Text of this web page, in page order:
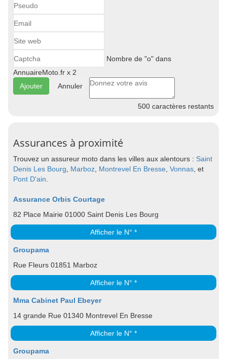
Nombre de "o" dans
AnnuaireMoto.fr x 2
Annuler
500 caractères restants
Assurances à proximité
Trouvez un assureur moto dans les villes aux alentours : Saint
Denis Les Bourg
Marboz Montrevel En Bresse Vonnas , et
Pont D'ain
Assurance Orbis Courtage
82 Place Mairie 01000 Saint Denis Les Bourg
Afficher le N° *
Groupama
Rue Fleurs 01851 Marboz
Afficher le N° *
Mma Cabinet Paul Ebeyer
14 grande Rue 01340 Montrevel En Bresse
Afficher le N° *
Groupama